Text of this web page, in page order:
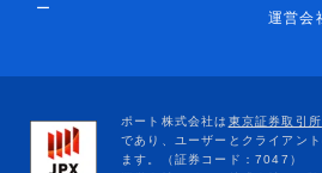
ー
運営会